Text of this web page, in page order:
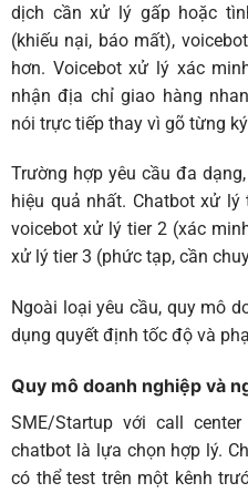
dịch cần xử lý gấp hoặc
(khiếu nại, báo mất),
hơn. Voicebot xử lý xác
nhận địa chỉ giao hàng
nói trực tiếp thay vì gõ từng
Trường hợp yêu cầu đa
hiệu quả nhất. Chatbot xử
voicebot xử lý tier 2 (xác
xử lý tier 3 (phức tạp, cần
Ngoài loại yêu cầu, quy mô
dụng quyết định tốc độ và
Quy mô doanh nghiệp và
SME/Startup với call
chatbot là lựa chọn hợp lý.
có thể test trên một kênh